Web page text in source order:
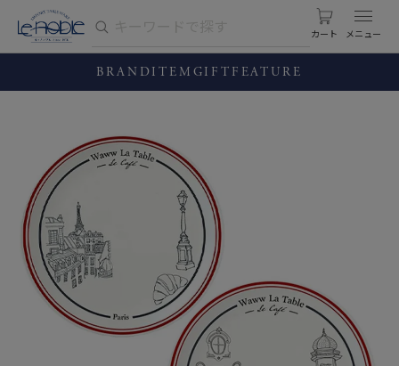
カート
BRANDITEM GIFT FEATURE